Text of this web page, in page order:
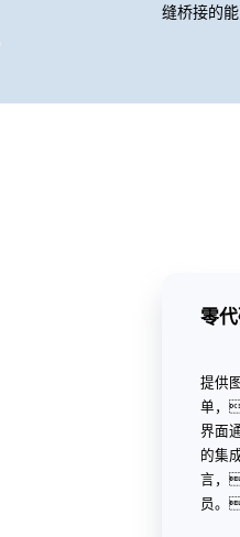
缝桥接的
零
提供
单，
界面
的集
言，
员